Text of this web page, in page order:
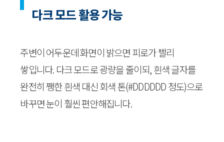
다크 모드 활용 가능
주변이 어두운데 화면이 밝으면 피로가 빨리
쌓입니다. 다크 모드로 광량을 줄이되, 흰색 글자를
완전히 쨍한 흰색 대신 회색 톤(#DDDDDD 정도)으로
바꾸면 눈이 훨씬 편안해집니다.